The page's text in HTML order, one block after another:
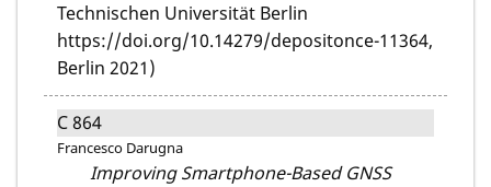
Technischen Universität Berlin
https://doi.org/10.14279/depositonce-11364,
Berlin 2021)
C 864
Francesco Darugna
Improving Smartphone-Based GNSS